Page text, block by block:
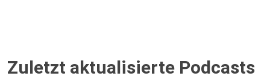
Zuletzt aktualisierte Podcasts